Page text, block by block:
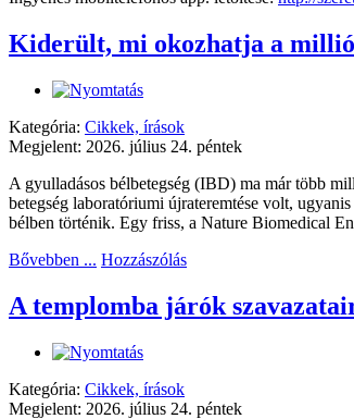
Kiderült, mi okozhatja a
Kategória: Cikkek, írások
Megjelent: 2026. július 24. péntek
A gyulladásos bélbetegség (IBD) ma már több
betegség laboratóriumi újrateremtése volt,
bélben történik. Egy friss, a Nature Biomedical
Bővebben ... Hozzászólás
A templomba járók
Kategória: Cikkek, írások
Megjelent: 2026. július 24. péntek